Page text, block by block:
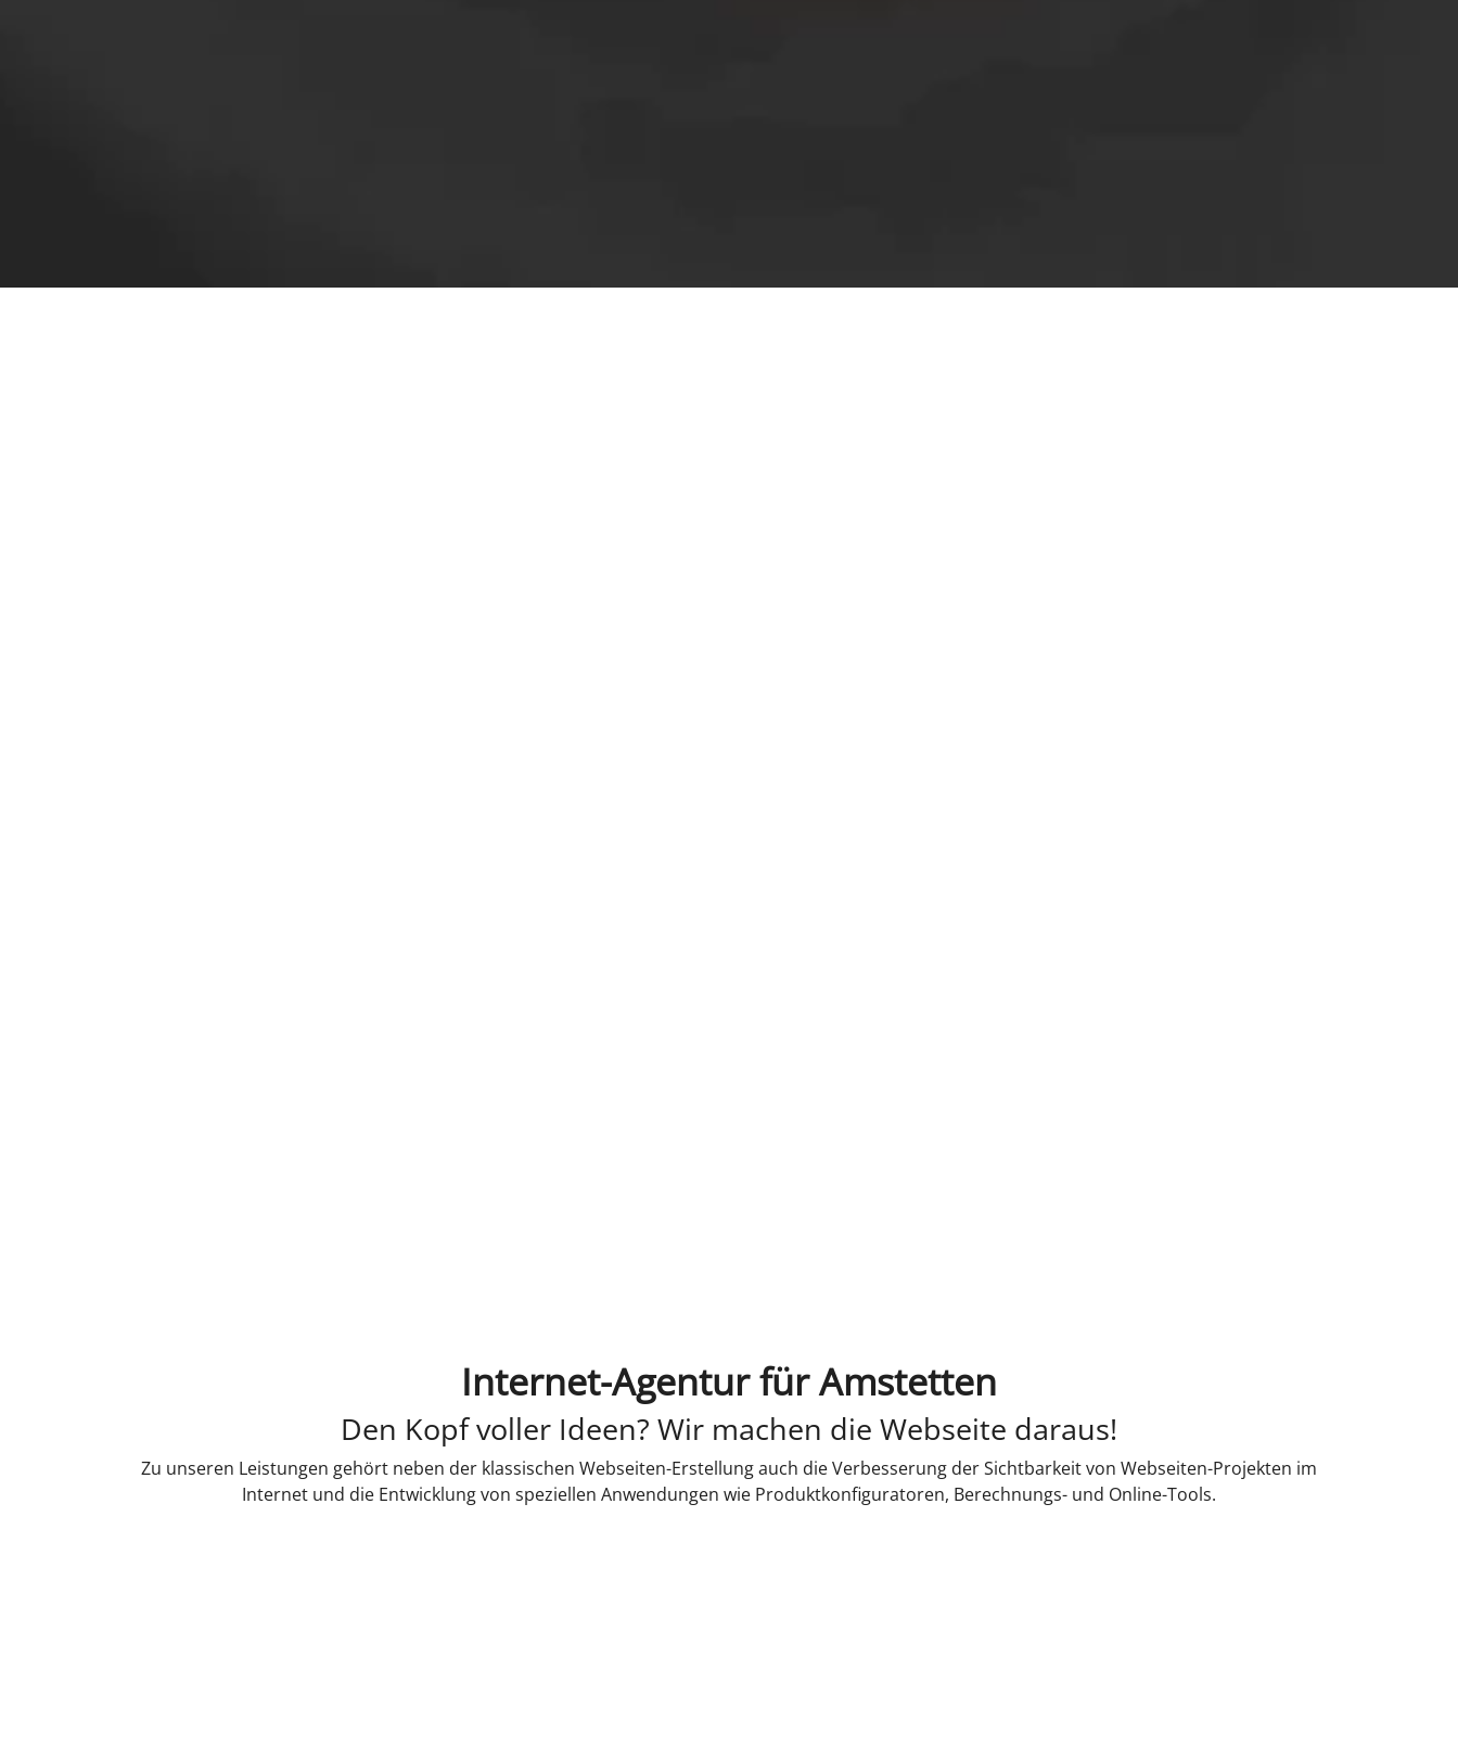
Internet-Agentur für Amstetten
Den Kopf voller Ideen? Wir machen die Webseite daraus!
Zu unseren Leistungen gehört neben der klassischen Webseiten-Erstellung auch die Verbesserung der Sichtbarkeit von Webseiten-Projekten im
Internet und die Entwicklung von speziellen Anwendungen wie Produktkonfiguratoren, Berechnungs- und Online-Tools.